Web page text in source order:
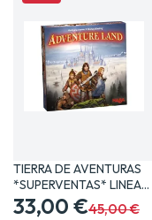
TIERRA DE AVENTURAS
*SUPERVENTAS* LINEA…
33,00 €45,00 €